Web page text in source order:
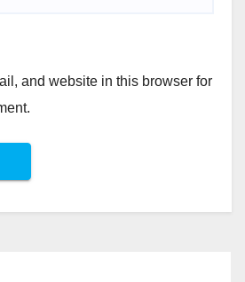
and website in this browser for